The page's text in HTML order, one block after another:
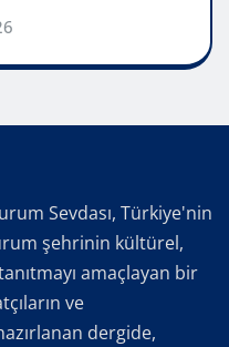
Sevdası, Türkiye'nin
şehrinin kültürel,
amaçlayan bir
ve
dergide,